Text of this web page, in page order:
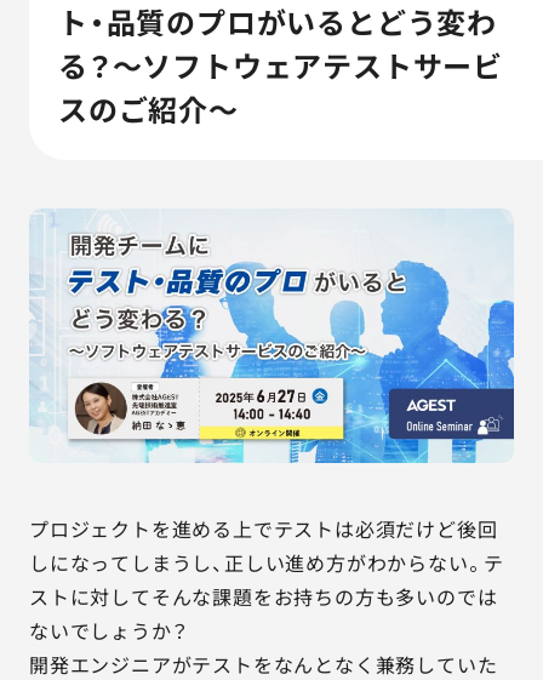
ニュース
AGESTの強み
事例紹介
品質コラム
会社情報
サービスお問い合わせ専用番号
03-6865-4864
（平日9:30〜18:00）
※その他のご連絡は
ト・品質のプロがいるとどう変わ
る？～ソフトウェアテストサービ
スのご紹介～
プロジェクトを進める上でテストは必須だけど後回
しになってしまうし、正しい進め方がわからない。テ
ストに対してそんな課題をお持ちの方も多いのでは
ないでしょうか？
開発エンジニアがテストをなんとなく兼務していた